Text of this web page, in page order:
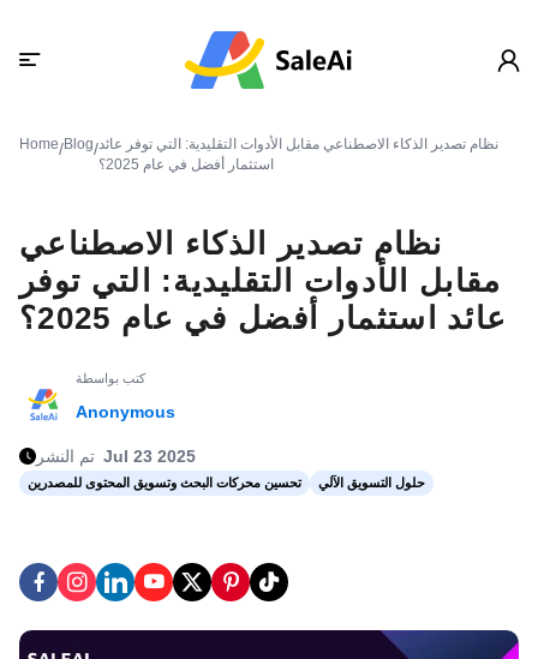
Home/Blog/نظام تصدير الذكاء الاصطناعي مقابل الأدوات التقليدية: التي توفر عائد
استثمار أفضل في عام 2025؟
نظام تصدير الذكاء الاصطناعي
مقابل الأدوات التقليدية: التي توفر
عائد استثمار أفضل في عام 2025؟
كتب بواسطة
Anonymous
تم النشر Jul 23 2025
تحسين محركات البحث وتسويق المحتوى للمصدرين حلول التسويق الآلي